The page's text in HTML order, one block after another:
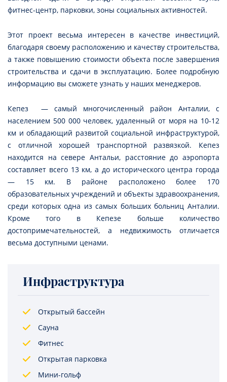
фитнес-центр, парковки, зоны социальных активностей.
Этот проект весьма интересен в качестве инвестиций,
благодаря своему расположению и качеству строительства,
а также повышению стоимости объекта после завершения
строительства и сдачи в эксплуатацию. Более подробную
информацию вы сможете узнать у наших менеджеров.
Кепез — самый многочисленный район Анталии, с
населением 500 000 человек, удаленный от моря на 10-12
км и обладающий развитой социальной инфраструктурой,
с отличной хорошей транспортной развязкой. Кепез
находится на севере Антальи, расстояние до аэропорта
составляет всего 13 км, а до исторического центра города
— 15 км. В районе расположено более 170
образовательных учреждений и объекты здравоохранения,
среди которых одна из самых больших больниц Анталии.
Кроме того в Кепезе больше количество
достопримечательностей, а недвижимость отличается
весьма доступными ценами.
Инфраструктура
Открытый бассейн
Сауна
Фитнес
Открытая парковка
Мини-гольф